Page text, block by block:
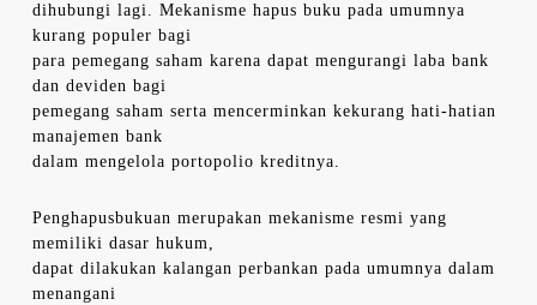
dihubungi lagi. Mekanisme hapus buku pada umumnya
kurang populer bagi
para pemegang saham karena dapat mengurangi laba bank
dan deviden bagi
pemegang saham serta mencerminkan kekurang hati-hatian
manajemen bank
dalam mengelola portopolio kreditnya.
Penghapusbukuan merupakan mekanisme resmi yang
memiliki dasar hukum,
dapat dilakukan kalangan perbankan pada umumnya dalam
menangani